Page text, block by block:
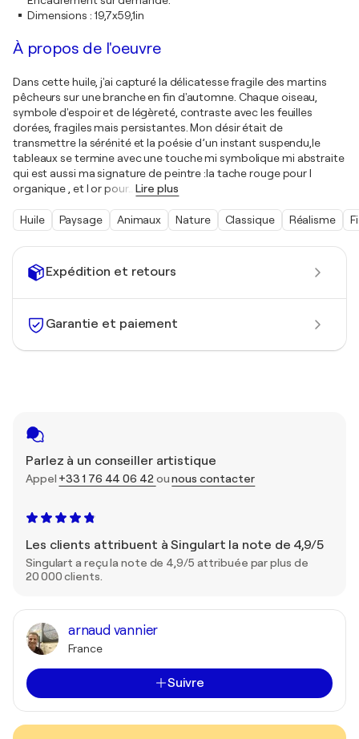
Expédition et retours
Garantie et paiement
Parlez à un conseiller artistique
Appel +33 1 76 44 06 42 ounous contacter
Les clients attribuent à Singulart la note de 4,9/5
Singulart a reçu la note de 4,9/5 attribuée par plus de
20 000 clients.
arnaud vannier
France
Suivre
Dimensions : 19,7x59,1in
À propos de l'oeuvre
Dans cette huile, j'ai capturé la délicatesse fragile des martins
pêcheurs sur une branche en fin d'automne. Chaque oiseau,
symbole d'espoir et de légèreté, contraste avec les feuilles
dorées, fragiles mais persistantes. Mon désir était de
transmettre la sérénité et la poésie d’un instant suspendu,le
tableaux se termine avec une touche mi symbolique mi abstraite
qui est aussi ma signature de peintre :la tache rouge pour l
organique , et l or pour… Lire plus
Huile Paysage Animaux Nature Classique Réalisme